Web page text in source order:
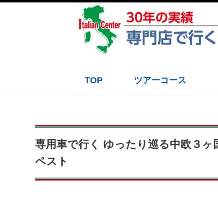
TOP ツアーコース
専用車で行く ゆったり巡る中欧３
ペスト